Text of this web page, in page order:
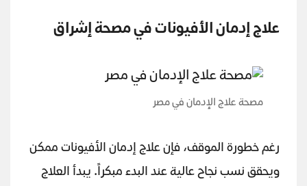
علاج إدمان الأفيونات في مصحة إشراق
مصحة علاج الإدمان في مصر
رغم خطورة الموقف، فإن علاج إدمان الأفيونات ممكن
ويحقق نسب نجاح عالية عند البدء مبكراً. يبدأ العلاج